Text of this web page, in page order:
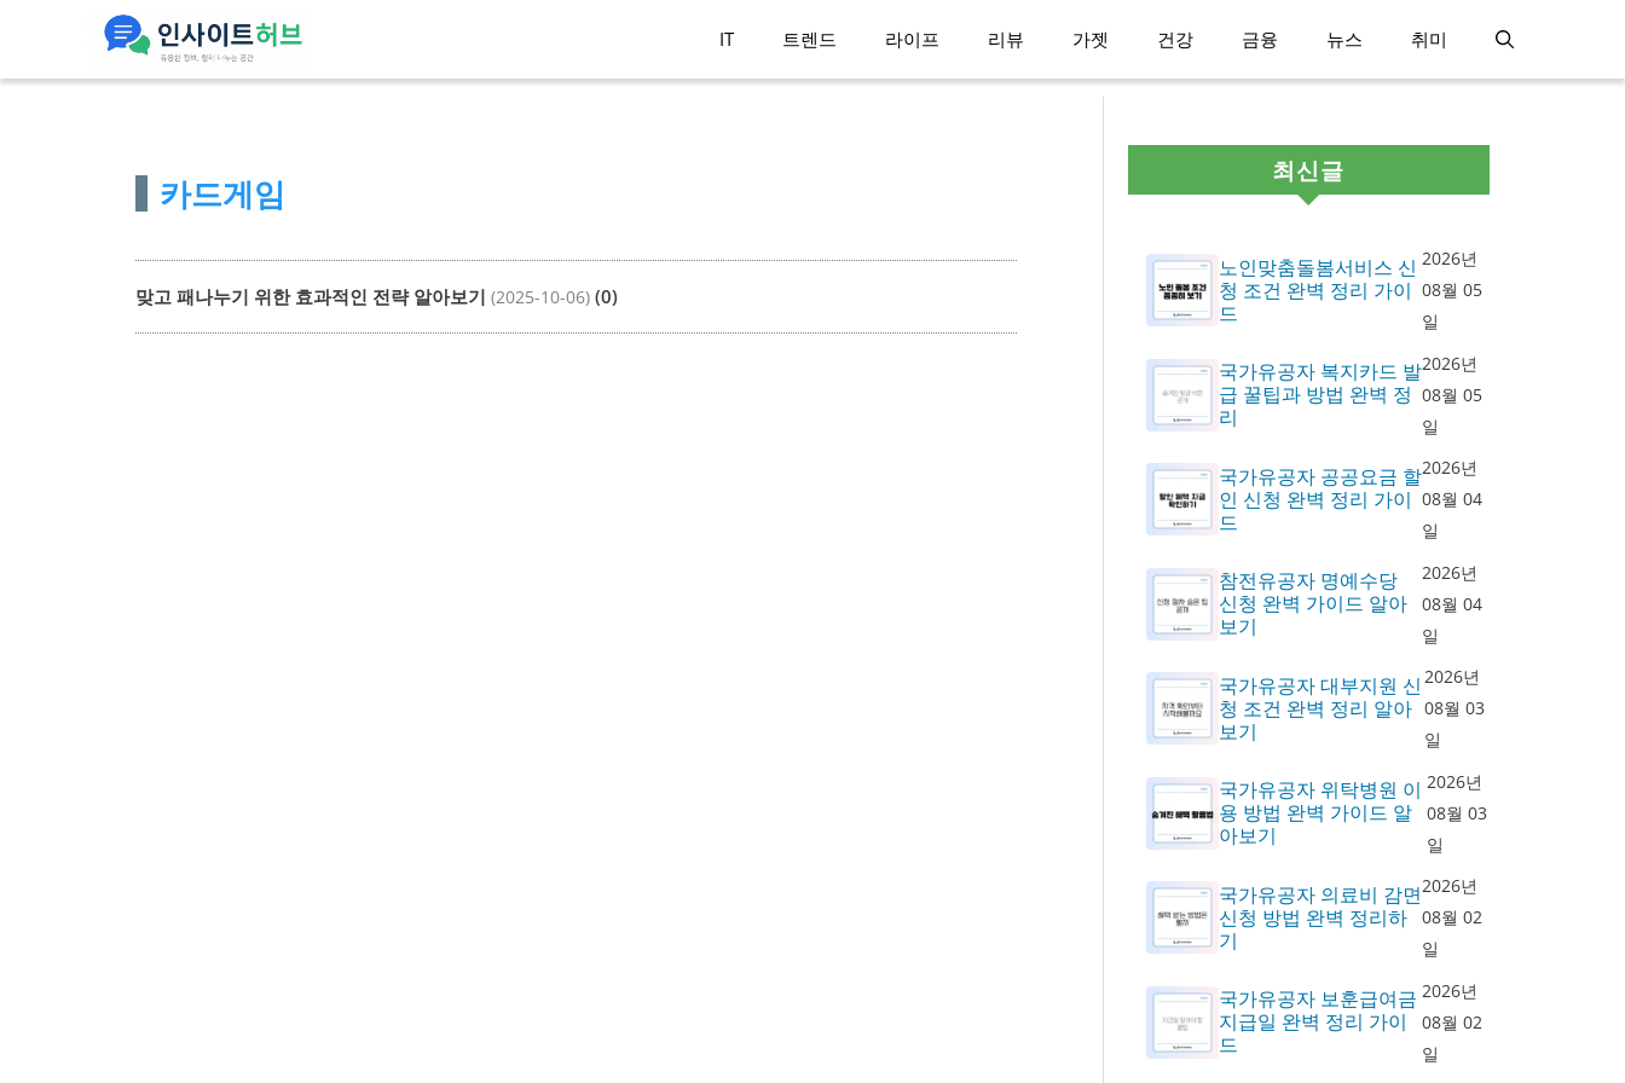
IT 트렌드 라이프 리뷰 가젯 건강 금융 뉴스 취미
카드게임
맞고 패나누기 위한 효과적인 전략 알아보기 (2025-10-06) (0)
최신글
노인맞춤돌봄서비스 신
청 조건 완벽 정리 가이
드
2026년
08월 05
일
국가유공자 복지카드 발
급 꿀팁과 방법 완벽 정
리
2026년
08월 05
일
국가유공자 공공요금 할
인 신청 완벽 정리 가이
드
2026년
08월 04
일
참전유공자 명예수당
신청 완벽 가이드 알아
보기
2026년
08월 04
일
국가유공자 대부지원 신
청 조건 완벽 정리 알아
보기
2026년
08월 03
일
국가유공자 위탁병원 이
용 방법 완벽 가이드 알
아보기
2026년
08월 03
일
국가유공자 의료비 감면
신청 방법 완벽 정리하
기
2026년
08월 02
일
국가유공자 보훈급여금
지급일 완벽 정리 가이
드
2026년
08월 02
일